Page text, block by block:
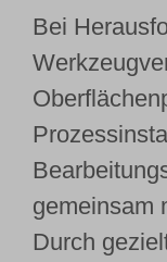
Bei
gemeinsam
Durch